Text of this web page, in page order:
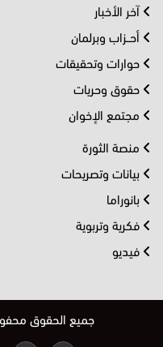
آخر الأخبار
أحــزاب وبرلمان
حوارات وتحقيقات
حقوق وحريات
مجتمع الإخوان
منصة الثورة
بيانات وتصريحات
بانوراما
فكرية وتربوية
فيديو
جميع الحقوق